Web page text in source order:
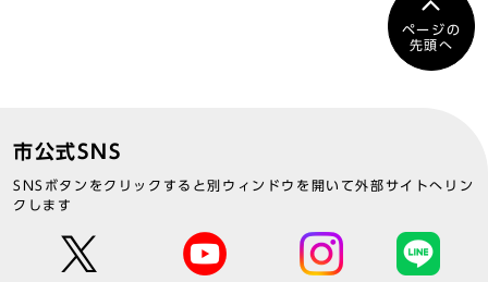
ページの
先頭へ
市公式SNS
SNSボタンをクリックすると別ウィンドウを開いて外部サイトへリン
クします